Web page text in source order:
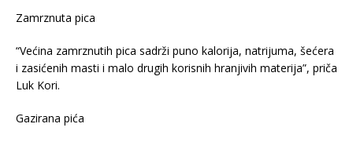
Zamrznuta pica
“Većina zamrznutih pica sadrži puno kalorija, natrijuma, šećera
i zasićenih masti i malo drugih korisnih hranjivih materija”, priča
Luk Kori.
Gazirana pića